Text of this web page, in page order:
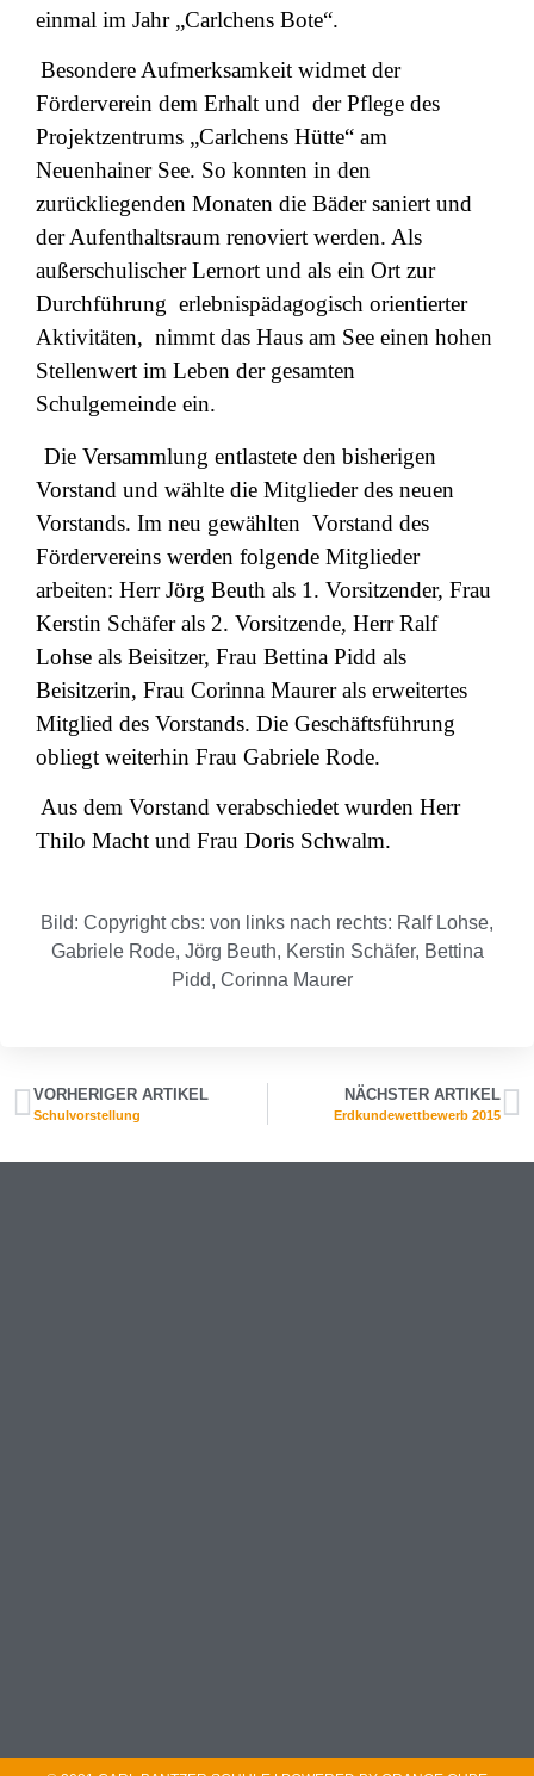
einmal im Jahr „Carlchens Bote“.
Besondere Aufmerksamkeit widmet der
Förderverein dem Erhalt und der Pflege des
Projektzentrums „Carlchens Hütte“ am
Neuenhainer See. So konnten in den
zurückliegenden Monaten die Bäder saniert und
der Aufenthaltsraum renoviert werden. Als
außerschulischer Lernort und als ein Ort zur
Durchführung erlebnispädagogisch orientierter
Aktivitäten, nimmt das Haus am See einen hohen
Stellenwert im Leben der gesamten
Schulgemeinde ein.
Die Versammlung entlastete den bisherigen
Vorstand und wählte die Mitglieder des neuen
Vorstands. Im neu gewählten Vorstand des
Fördervereins werden folgende Mitglieder
arbeiten: Herr Jörg Beuth als 1. Vorsitzender, Frau
Kerstin Schäfer als 2. Vorsitzende, Herr Ralf
Lohse als Beisitzer, Frau Bettina Pidd als
Beisitzerin, Frau Corinna Maurer als erweitertes
Mitglied des Vorstands. Die Geschäftsführung
obliegt weiterhin Frau Gabriele Rode.
Aus dem Vorstand verabschiedet wurden Herr
Thilo Macht und Frau Doris Schwalm.
Bild: Copyright cbs: von links nach rechts: Ralf Lohse,
Gabriele Rode, Jörg Beuth, Kerstin Schäfer, Bettina
Pidd, Corinna Maurer
VORHERIGER ARTIKEL
Schulvorstellung
NÄCHSTER ARTIKEL
Erdkundewettbewerb 2015